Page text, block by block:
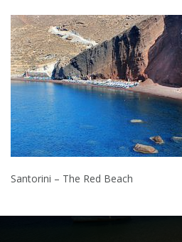
Santorini – The Red Beach